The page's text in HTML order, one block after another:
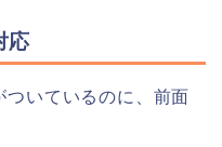
応
いているのに、前面